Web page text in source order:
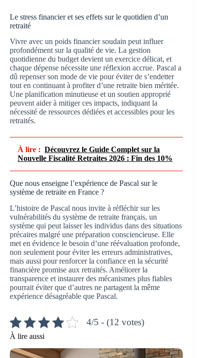
Le stress financier et ses effets sur le quotidien d’un
retraité
Vivre avec un poids financier soudain peut influer
profondément sur la qualité de vie. La gestion
quotidienne du budget devient un exercice délicat, et
chaque dépense nécessite une réflexion accrue. Pascal a
dû repenser son mode de vie pour éviter de s’endetter
tout en continuant à profiter d’une retraite bien méritée.
Une planification minutieuse et un soutien approprié
peuvent aider à mitiger ces impacts, indiquant la
nécessité de ressources dédiées et accessibles pour les
retraités.
À lire : Découvrez le Guide Complet sur la
Nouvelle Fiscalité Retraites 2026 : Fin des 10%
Que nous enseigne l’expérience de Pascal sur le
système de retraite en France ?
L’histoire de Pascal nous invite à réfléchir sur les
vulnérabilités du système de retraite français, un
système qui peut laisser les individus dans des situations
précaires malgré une préparation consciencieuse. Elle
met en évidence le besoin d’une réévaluation profonde,
non seulement pour éviter les erreurs administratives,
mais aussi pour renforcer la confiance en la sécurité
financière promise aux retraités. Améliorer la
transparence et instaurer des mécanismes plus fiables
pourrait éviter que d’autres ne partagent la même
expérience désagréable que Pascal.
4/5 - (12 votes)
À lire aussi